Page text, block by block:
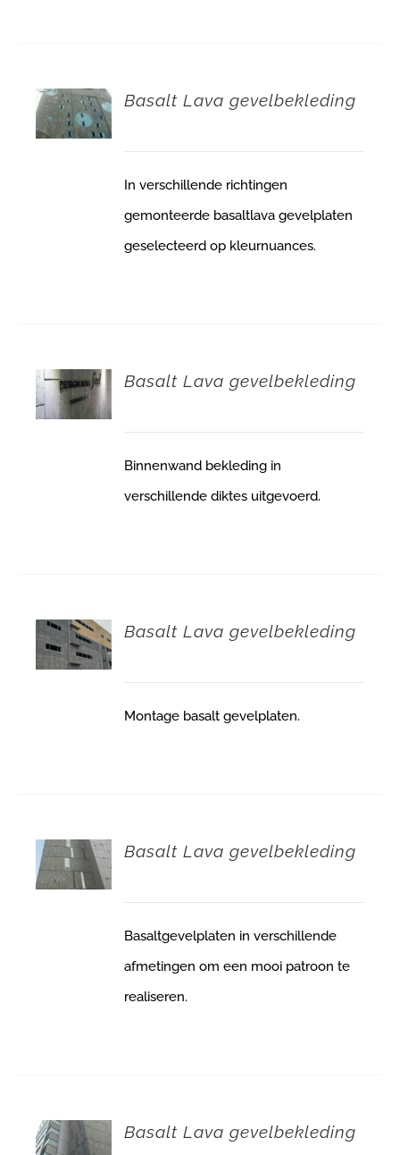
Basalt Lava gevelbekleding
In verschillende richtingen
gemonteerde basaltlava gevelplaten
geselecteerd op kleurnuances.
Basalt Lava gevelbekleding
Binnenwand bekleding in
verschillende diktes uitgevoerd.
Basalt Lava gevelbekleding
Montage basalt gevelplaten.
Basalt Lava gevelbekleding
Basaltgevelplaten in verschillende
afmetingen om een mooi patroon te
realiseren.
Basalt Lava gevelbekleding